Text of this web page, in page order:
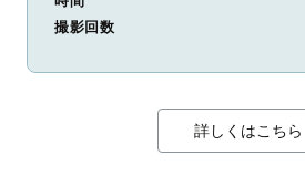
撮影回数
詳しくはこちら